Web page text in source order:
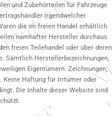
und Zubehörteilen für Fahrzeuge
irgendwelcher
die im freien Handel erhältlich
namhafter Hersteller durchaus
freien Teilehandel oder über deren
Sämtlich Herstellerbezeichnungen,
Eigentümern. Zeichnungen,
Keine Haftung für Irrtümer oder
Die Inhalte dieser Website sind